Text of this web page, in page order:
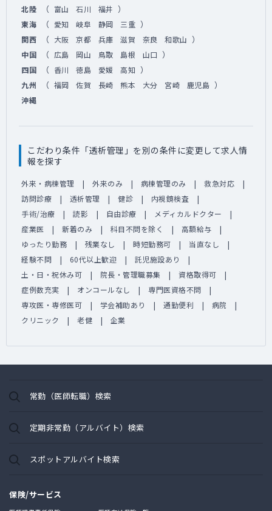
北陸 （ 富山 石川 福井 ）
東海 （ 愛知 岐阜 静岡 三重 ）
関西 （ 大阪 京都 兵庫 滋賀 奈良 和歌山 ）
中国 （ 広島 岡山 鳥取 島根 山口 ）
四国 （ 香川 徳島 愛媛 高知 ）
九州 （ 福岡 佐賀 長崎 熊本 大分 宮崎 鹿児島 ）
沖縄
こだわり条件「透析管理」を別の条件に変更して求人情
報を探す
外来・病棟管理 外来のみ 病棟管理のみ
救急対応
訪問診療
透析管理 健診
内視鏡検査
手術/治療
読影 自由診療
メディカルドクター
産業医
新着のみ 科目不問を除く
高額給与
ゆったり勤務
残業なし 時短勤務可
当直なし
経験不問
60代以上歓迎
託児施設あり
土・日・祝休み可
院長・管理職募集
資格取得可
症例数充実
オンコールなし
専門医資格不問
専攻医・専修医可
学会補助あり 通勤便利
病院
クリニック
老健 企業
常勤（医師転職）検索
定期非常勤（アルバイト）検索
スポットアルバイト検索
保険/サービス